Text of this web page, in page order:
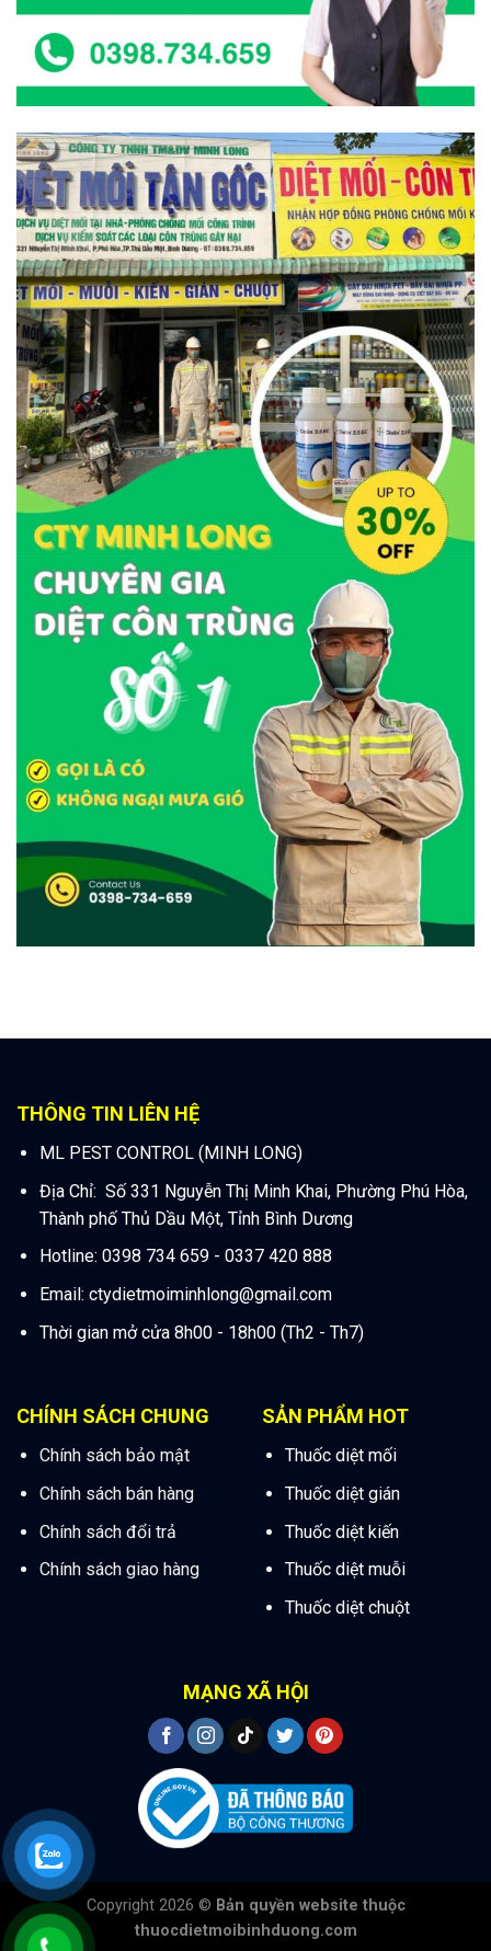
THÔNG TIN LIÊN HỆ
ML PEST CONTROL (MINH LONG)
Địa Chỉ: Số 331 Nguyễn Thị Minh Khai, Phường Phú Hòa,
Thành phố Thủ Dầu Một, Tỉnh Bình Dương
Hotline: 0398 734 659 - 0337 420 888
Email: ctydietmoiminhlong@gmail.com
Thời gian mở cửa 8h00 - 18h00 (Th2 - Th7)
CHÍNH SÁCH CHUNG
Chính sách bảo mật
Chính sách bán hàng
Chính sách đổi trả
Chính sách giao hàng
SẢN PHẨM HOT
Thuốc diệt mối
Thuốc diệt gián
Thuốc diệt kiến
Thuốc diệt muỗi
Thuốc diệt chuột
MẠNG XÃ HỘI
Copyright 2026 © Bản quyền website thuộc
thuocdietmoibinhduong.com